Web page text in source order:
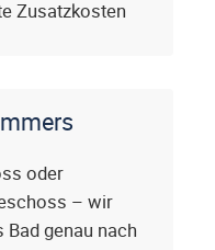
Zusatzkosten
oder
– wir
Bad genau nach